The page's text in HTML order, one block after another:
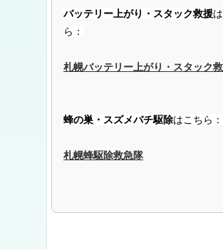
バッテリー上がり・スタック救援
ら：
札幌バッテリー上がり・スタック
蜂の巣・スズメバチ駆除はこちら：
札幌蜂駆除救急隊